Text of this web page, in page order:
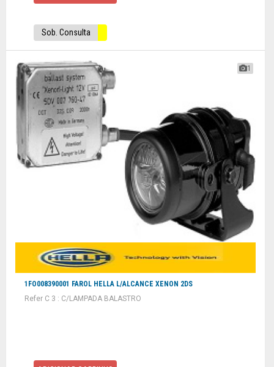
Sob. Consulta
1
1FO008390001 FAROL HELLA L/ALCANCE XENON 2DS
Refer C 3 : C/LAMPADA BALASTRO